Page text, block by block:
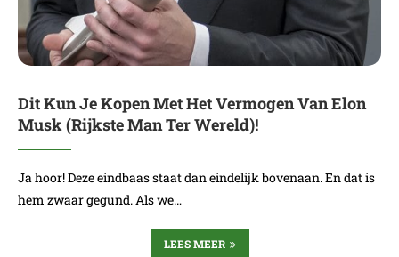
Dit Kun Je Kopen Met Het Vermogen Van Elon
Musk (Rijkste Man Ter Wereld)!
Ja hoor! Deze eindbaas staat dan eindelijk bovenaan. En dat is
hem zwaar gegund. Als we…
LEES MEER